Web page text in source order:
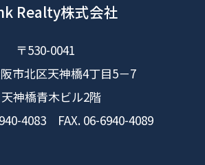
Realty株式会社
〒530-0041
市北区天神橋4丁目5－7
天神橋青木ビル2階
4083 FAX. 06-6940-4089